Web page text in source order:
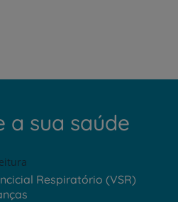
a sua saúde
Respiratório (VSR)